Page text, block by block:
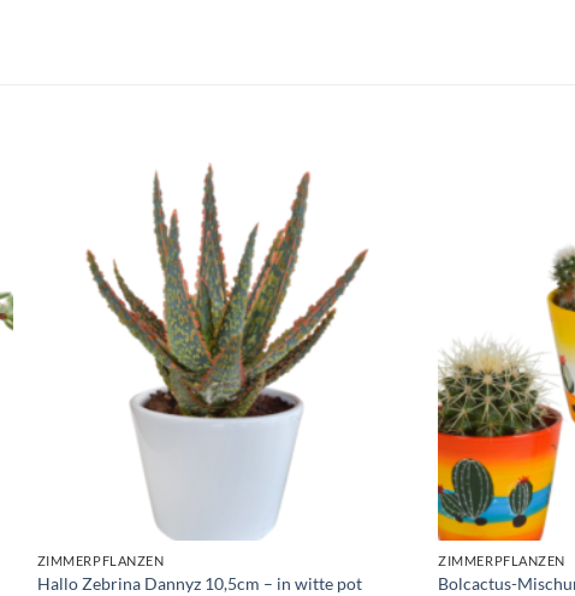
ZIMMERPFLANZEN
Hallo Zebrina Dannyz 10,5cm – in witte pot
ZIMMERPFLANZEN
Bolcactus-